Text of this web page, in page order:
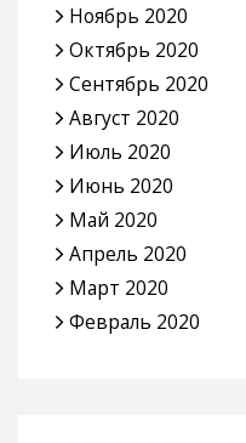
Ноябрь 2020
Октябрь 2020
Сентябрь 2020
Август 2020
Июль 2020
Июнь 2020
Май 2020
Апрель 2020
Март 2020
Февраль 2020